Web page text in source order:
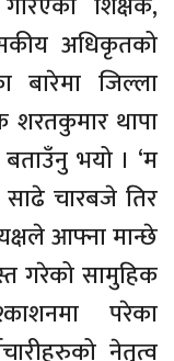
अधिकृतको
बारेमा जिल्ला
शरतकुमार थापा
बताउँनु भयो । ‘म
साढे चारबजे तिर
आफ्ना मान्छे
गरेको सामुहिक
परेका